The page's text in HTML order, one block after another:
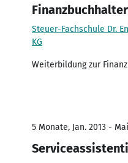
Steuer-Fachschule Dr.
KG
Weiterbildung zur
5 Monate, Jan. 2013 -